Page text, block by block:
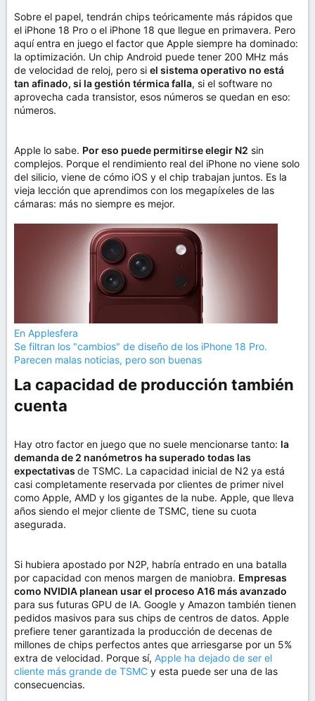
Sobre el papel, tendrán chips teóricamente más rápidos que
el iPhone 18 Pro o el iPhone 18 que llegue en primavera. Pero
aquí entra en juego el factor que Apple siempre ha dominado:
la optimización. Un chip Android puede tener 200 MHz más
de velocidad de reloj, pero si el sistema operativo no está
tan afinado, si la gestión térmica falla, si el software no
aprovecha cada transistor, esos números se quedan en eso:
números.
Apple lo sabe. Por eso puede permitirse elegir N2 sin
complejos. Porque el rendimiento real del iPhone no viene solo
del silicio, viene de cómo iOS y el chip trabajan juntos. Es la
vieja lección que aprendimos con los megapíxeles de las
cámaras: más no siempre es mejor.
En Applesfera
Se filtran los "cambios" de diseño de los iPhone 18 Pro.
Parecen malas noticias, pero son buenas
La capacidad de producción también
cuenta​
Hay otro factor en juego que no suele mencionarse tanto: la
demanda de 2 nanómetros ha superado todas las
expectativas de TSMC. La capacidad inicial de N2 ya está
casi completamente reservada por clientes de primer nivel
como Apple, AMD y los gigantes de la nube. Apple, que lleva
años siendo el mejor cliente de TSMC, tiene su cuota
asegurada.
Si hubiera apostado por N2P, habría entrado en una batalla
por capacidad con menos margen de maniobra. Empresas
como NVIDIA planean usar el proceso A16 más avanzado
para sus futuras GPU de IA. Google y Amazon también tienen
pedidos masivos para sus chips de centros de datos. Apple
prefiere tener garantizada la producción de decenas de
millones de chips perfectos antes que arriesgarse por un 5%
extra de velocidad. Porque sí, Apple ha dejado de ser el
cliente más grande de TSMC y esta puede ser una de las
consecuencias.